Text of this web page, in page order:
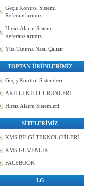
Geçiş Kontrol Sistemi
Referanslarımız
Hırsız Alarm Sistemi
Referanslarımız
Yüz Tanıma Nasıl Çalışır
TOPTAN ÜRÜNLERİMİZ
Geçiş Kontrol Sistemleri
AKILLI KİLİT ÜRÜNLERİ
Hırsız Alarm Sistemleri
SİTELERİMİZ
KMS BİLGİ TEKNOLOJİLERİ
KMS GÜVENLİK
FACEBOOK
LG